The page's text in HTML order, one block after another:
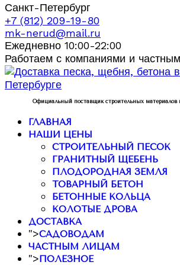
Санкт-Петербург
+7 (812) 209-19-80
mk-nerud@mail.ru
Ежедневно 10:00-22:00
Работаем с компаниями и
Официальный поставщик строительных материалов
ГЛАВНАЯ
НАШИ ЦЕНЫ
СТРОИТЕЛЬНЫЙ ПЕСОК
ГРАНИТНЫЙ ЩЕБЕНЬ
ПЛОДОРОДНАЯ ЗЕМЛЯ
ТОВАРНЫЙ БЕТОН
БЕТОННЫЕ КОЛЬЦА
КОЛОТЫЕ ДРОВА
ДОСТАВКА
">САДОВОДАМ
ЧАСТНЫМ ЛИЦАМ
">ПОЛЕЗНОЕ